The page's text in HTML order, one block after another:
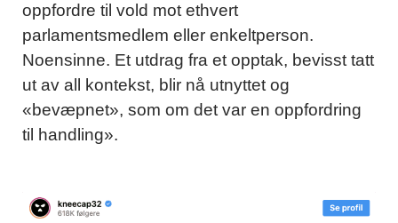
oppfordre til vold mot ethvert
parlamentsmedlem eller enkeltperson.
Noensinne. Et utdrag fra et opptak, bevisst tatt
ut av all kontekst, blir nå utnyttet og
«bevæpnet», som om det var en oppfordring
til handling».